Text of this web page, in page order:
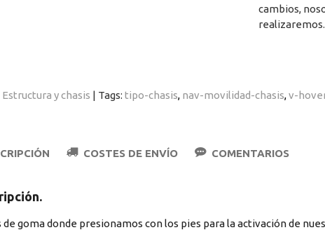
cambios,
realizaremos.
Estructura y chasis | Tags: tipo-chasis nav-movilidad-chasis v-
COSTES DE ENVÍO COMENTARIOS
de goma donde presionamos con los pies para la activación de